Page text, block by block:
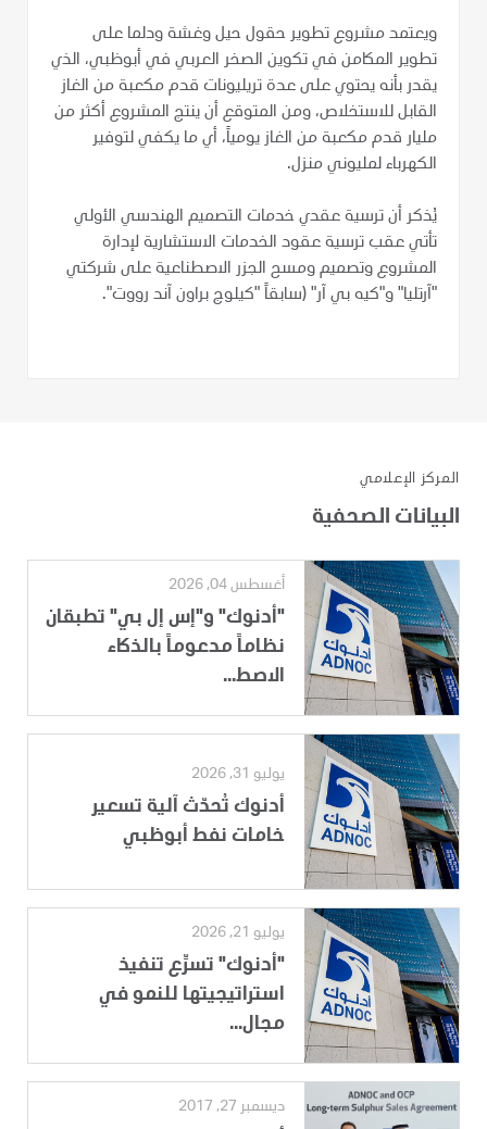
ويعتمد مشروع تطوير حقول حيل وغشة ودلما على
تطوير المكامن في تكوين الصخر العربي في أبوظبي، الذي
يقدر بأنه يحتوي على عدة تريليونات قدم مكعبة من الغاز
القابل للاستخلاص، ومن المتوقع أن ينتج المشروع أكثر من
مليار قدم مكعبة من الغاز يومياً، أي ما يكفي لتوفير
الكهرباء لمليوني منزل.
يُذكر أن ترسية عقدي خدمات التصميم الهندسي الأولي
تأتي عقب ترسية عقود الخدمات الاستشارية لإدارة
المشروع وتصميم ومسح الجزر الاصطناعية على شركتي
"آرتليا" و"كيه بي آر" (سابقاً "كيلوج براون آند رووت".
المركز الإعلامي
البيانات الصحفية
أغسطس 04, 2026
"أدنوك" و"إس إل بي" تطبقان
نظاماً مدعوماً بالذكاء
الاصط...
يوليو 31, 2026
أدنوك تُحدّث آلية تسعير
خامات نفط أبوظبي
يوليو 21, 2026
"أدنوك" تسرِّع تنفيذ
استراتيجيتها للنمو في
مجال...
ديسمبر 27, 2017